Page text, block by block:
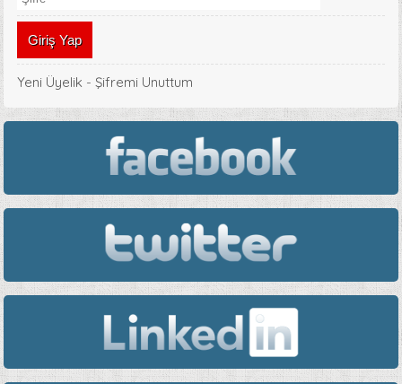
Yeni Üyelik -Şifremi Unuttum